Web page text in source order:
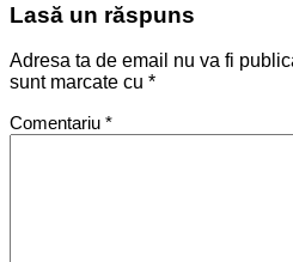
Lasă un răspuns
Adresa ta de email nu va fi
sunt marcate cu *
Comentariu *